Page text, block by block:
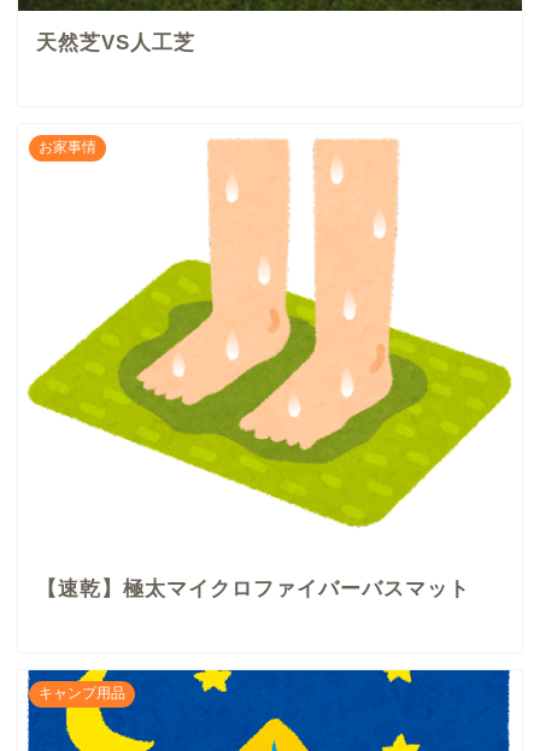
天然芝VS人工芝
お家事情
【速乾】極太マイクロファイバーバスマット
キャンプ用品